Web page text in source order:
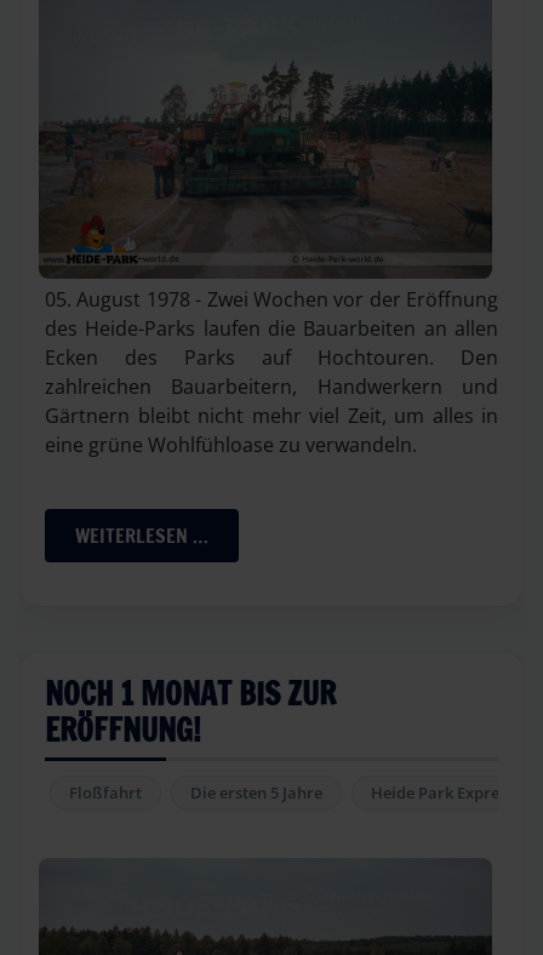
05. August 1978 - Zwei Wochen vor der Eröffnung
des Heide-Parks laufen die Bauarbeiten an allen
Ecken des Parks auf Hochtouren. Den
zahlreichen Bauarbeitern, Handwerkern und
Gärtnern bleibt nicht mehr viel Zeit, um alles in
eine grüne Wohlfühloase zu verwandeln.
WEITERLESEN …
NOCH 1 MONAT BIS ZUR
ERÖFFNUNG!
Floßfahrt Die ersten 5 Jahre Heide Park Express